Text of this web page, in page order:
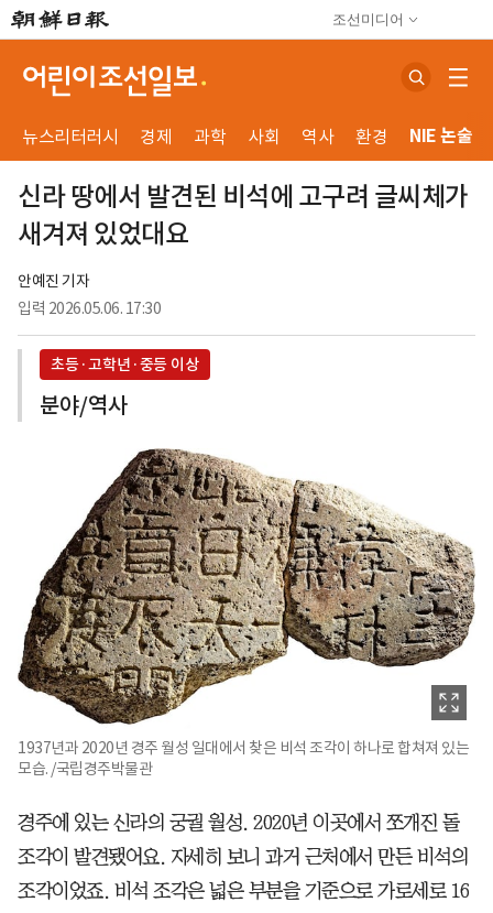
조선미디어
뉴스리터러시 경제 과학 사회 역사 환경 NIE 논술
신라 땅에서 발견된 비석에 고구려 글씨체가
새겨져 있었대요
안예진 기자
입력 2026.05.06. 17:30
초등·고학년·중등 이상
분야/역사
1937년과 2020년 경주 월성 일대에서 찾은 비석 조각이 하나로 합쳐져 있는
모습. /국립경주박물관
경주에 있는 신라의 궁궐 월성. 2020년 이곳에서 쪼개진 돌
조각이 발견됐어요. 자세히 보니 과거 근처에서 만든 비석의
조각이었죠. 비석 조각은 넓은 부분을 기준으로 가로세로 16